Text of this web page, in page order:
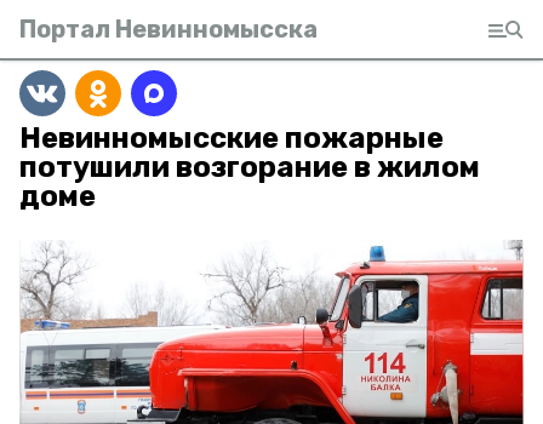
Портал Невинномысска
Невинномысские пожарные
потушили возгорание в жилом
доме